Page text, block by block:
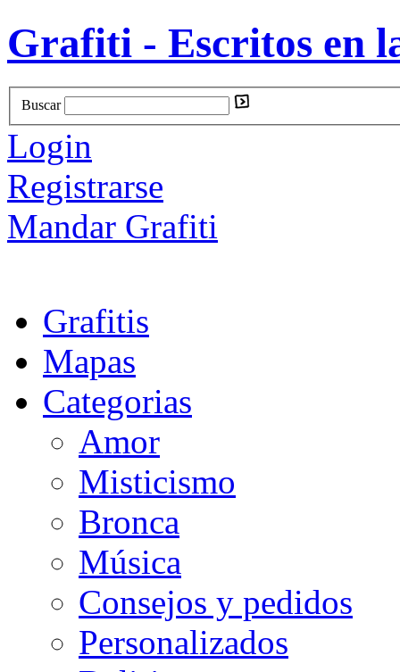
Grafiti - Escritos en
Buscar
Login
Registrarse
Mandar Grafiti
Grafitis
Mapas
Categorias
Amor
Misticismo
Bronca
Música
Consejos y pedidos
Personalizados